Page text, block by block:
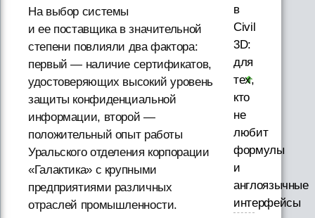
На выбор системы
и ее поставщика в значительной
степени повлияли два фактора:
первый — наличие сертификатов,
удостоверяющих высокий уровень
защиты конфиденциальной
информации, второй —
положительный опыт работы
Уральского отделения корпорации
«Галактика» с крупными
предприятиями различных
отраслей промышленности.
в
Civil
3D:
для
тех,
кто
не
любит
формулы
и
англоязычные
интерфейсы